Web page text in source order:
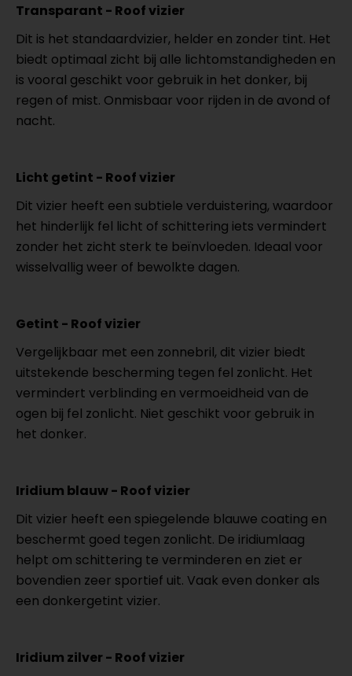
Transparant - Roof vizier
Dit is het standaardvizier, helder en zonder tint. Het
biedt optimaal zicht bij alle lichtomstandigheden en
is vooral geschikt voor gebruik in het donker, bij
regen of mist. Onmisbaar voor rijden in de avond of
nacht.
Licht getint - Roof vizier
Dit vizier heeft een subtiele verduistering, waardoor
het hinderlijk fel licht of schittering iets vermindert
zonder het zicht sterk te beïnvloeden. Ideaal voor
wisselvallig weer of bewolkte dagen.
Getint - Roof vizier
Vergelijkbaar met een zonnebril, dit vizier biedt
uitstekende bescherming tegen fel zonlicht. Het
vermindert verblinding en vermoeidheid van de
ogen bij fel zonlicht. Niet geschikt voor gebruik in
het donker.
Iridium blauw - Roof vizier
Dit vizier heeft een spiegelende blauwe coating en
beschermt goed tegen zonlicht. De iridiumlaag
helpt om schittering te verminderen en ziet er
bovendien zeer sportief uit. Vaak even donker als
een donkergetint vizier.
Iridium zilver - Roof vizier